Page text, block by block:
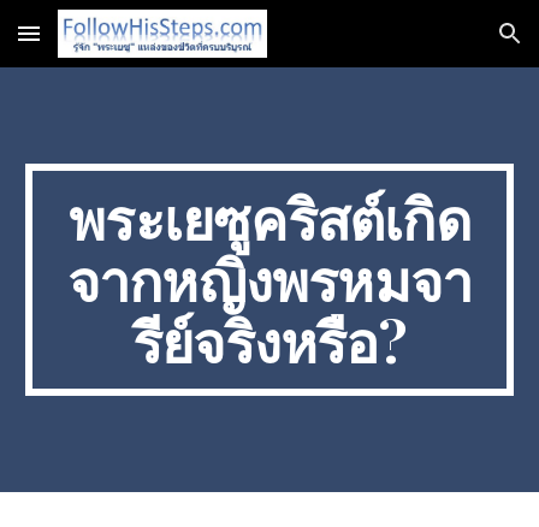
Skip to main content Skip to navigation
พระเยซูคริสต์เกิด
จากหญิงพรหมจา
รีย์จริงหรือ?